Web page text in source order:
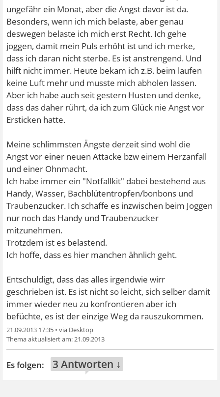
ungefähr ein Monat, aber die Angst davor ist da.
Besonders, wenn ich mich belaste, aber genau
deswegen belaste ich mich erst Recht. Ich gehe
joggen, damit mein Puls erhöht ist und ich merke,
dass ich daran nicht sterbe. Es ist anstrengend. Und
hilft nicht immer. Heute bekam ich z.B. beim laufen
keine Luft mehr und musste mich abholen lassen.
Aber ich habe auch seit gestern Husten und denke,
dass das daher rührt, da ich zum Glück nie Angst vor
Ersticken hatte.
Meine schlimmsten Ängste derzeit sind wohl die
Angst vor einer neuen Attacke bzw einem Herzanfall
und einer Ohnmacht.
Ich habe immer ein "Notfallkit" dabei bestehend aus
Handy, Wasser, Bachblütentropfen/bonbons und
Traubenzucker. Ich schaffe es inzwischen beim Joggen
nur noch das Handy und Traubenzucker
mitzunehmen.
Trotzdem ist es belastend.
Ich hoffe, dass es hier manchen ähnlich geht.
Entschuldigt, dass das alles irgendwie wirr
geschrieben ist. Es ist nicht so leicht, sich selber damit
immer wieder neu zu konfrontieren aber ich
befüchte, es ist der einzige Weg da rauszukommen.
21.09.2013 17:35 •
21.09.2013
3 Antworten ↓